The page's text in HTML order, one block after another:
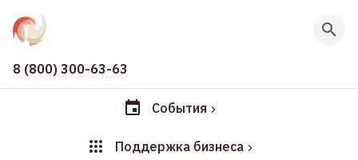
8 (800) 300-63-63
События
Поддержка бизнеса